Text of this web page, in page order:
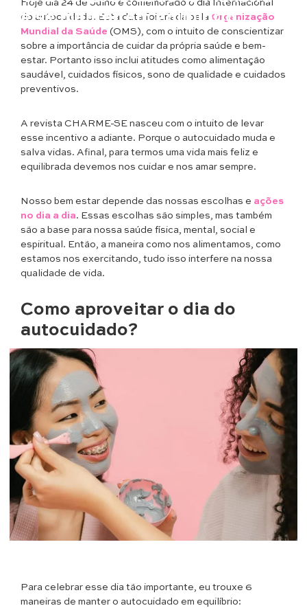
de se manter em equilíbrio
Hoje dia 24 de Julho é comemorado o dia Internacional
do autocuidado. Esta data foi criada pela Organização
Mundial da Saúde (OMS), com o intuito de conscientizar
sobre a importância de cuidar da própria saúde e bem-
estar. Portanto isso inclui atitudes como alimentação
saudável, cuidados físicos, sono de qualidade e cuidados
preventivos.
A revista CHARME-SE nasceu com o intuito de levar
esse incentivo a adiante. Porque o autocuidado muda e
salva vidas. Afinal, para termos uma vida mais feliz e
equilibrada devemos nos cuidar e nos amar sempre.
Nosso bem estar depende das nossas escolhas e ações
no dia a dia. Essas escolhas são simples, mas também
são a base para nossa saúde física, mental, social e
espiritual. Então, a maneira como nos alimentamos, como
estamos nos exercitando, tudo isso interfere na nossa
qualidade de vida.
Como aproveitar o dia do
autocuidado?
Para celebrar esse dia tão importante, eu trouxe 6
maneiras de manter o autocuidado em equilíbrio: